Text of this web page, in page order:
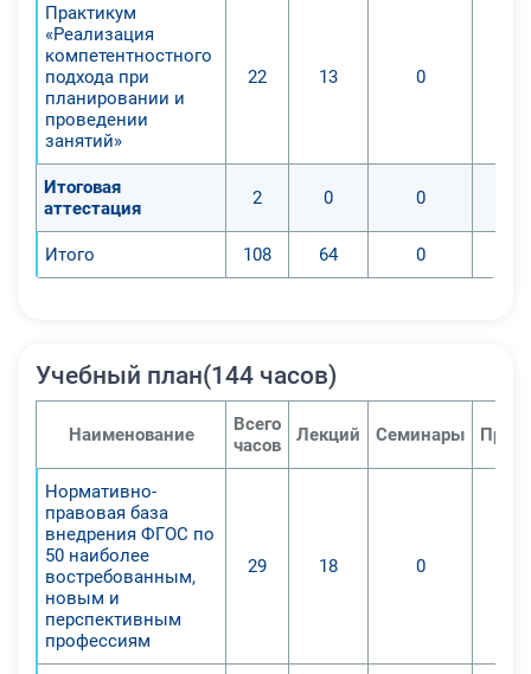
Практикум
«Реализация
компетентностного
подхода при
планировании и
проведении
занятий»
22 13 0
Итоговая
аттестация
2 0 0
Итого 108 64 0
Учебный план(144 часов)
Наименование
Всего
часов
Лекций Семинары
Нормативно-
правовая база
внедрения ФГОС по
50 наиболее
востребованным,
новым и
перспективным
профессиям
29 18 0